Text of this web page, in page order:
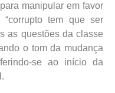
manipular em favor
tem que ser
as questões da classe
o tom da mudança
se ao início da